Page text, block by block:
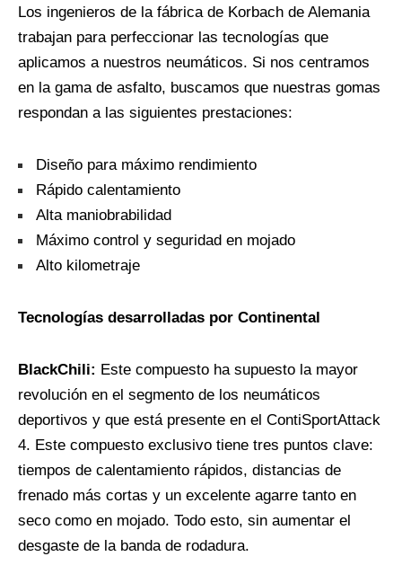
Los ingenieros de la fábrica de Korbach de Alemania
trabajan para perfeccionar las tecnologías que
aplicamos a nuestros neumáticos. Si nos centramos
en la gama de asfalto, buscamos que nuestras gomas
respondan a las siguientes prestaciones:
Diseño para máximo rendimiento
Rápido calentamiento
Alta maniobrabilidad
Máximo control y seguridad en mojado
Alto kilometraje
Tecnologías desarrolladas por Continental
BlackChili: Este compuesto ha supuesto la mayor
revolución en el segmento de los neumáticos
deportivos y que está presente en el ContiSportAttack
4. Este compuesto exclusivo tiene tres puntos clave:
tiempos de calentamiento rápidos, distancias de
frenado más cortas y un excelente agarre tanto en
seco como en mojado. Todo esto, sin aumentar el
desgaste de la banda de rodadura.